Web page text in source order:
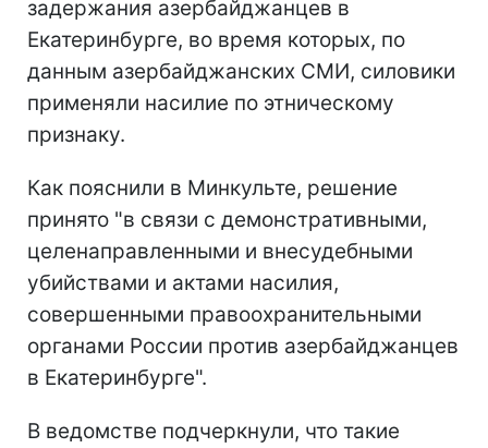
задержания азербайджанцев в
Екатеринбурге, во время которых, по
данным азербайджанских СМИ, силовики
применяли насилие по этническому
признаку.
Как пояснили в Минкульте, решение
принято "в связи с демонстративными,
целенаправленными и внесудебными
убийствами и актами насилия,
совершенными правоохранительными
органами России против азербайджанцев
в Екатеринбурге".
В ведомстве подчеркнули, что такие